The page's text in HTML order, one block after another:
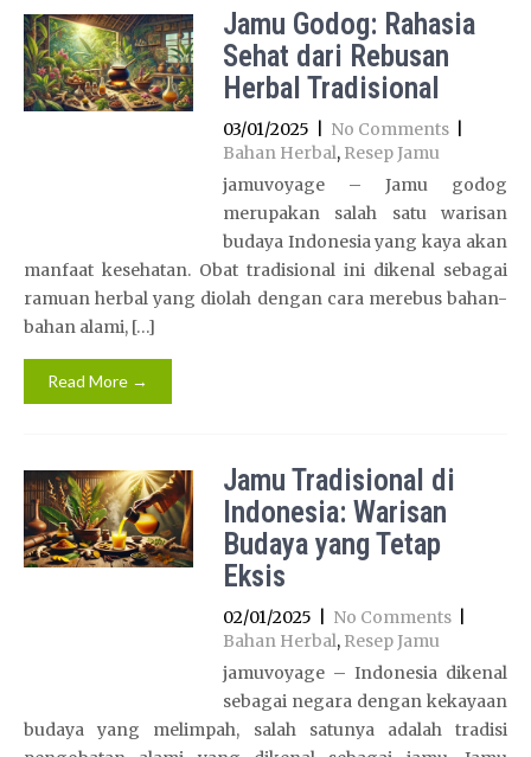
Jamu Godog: Rahasia
Sehat dari Rebusan
Herbal Tradisional
03/01/2025 No Comments
Bahan Herbal, Resep Jamu
jamuvoyage – Jamu godog
merupakan salah satu warisan
budaya Indonesia yang kaya akan
manfaat kesehatan. Obat tradisional ini dikenal sebagai
ramuan herbal yang diolah dengan cara merebus bahan-
bahan alami, […]
Read More →
Jamu Tradisional di
Indonesia: Warisan
Budaya yang Tetap
Eksis
02/01/2025 No Comments
Bahan Herbal, Resep Jamu
jamuvoyage – Indonesia dikenal
sebagai negara dengan kekayaan
budaya yang melimpah, salah satunya adalah tradisi